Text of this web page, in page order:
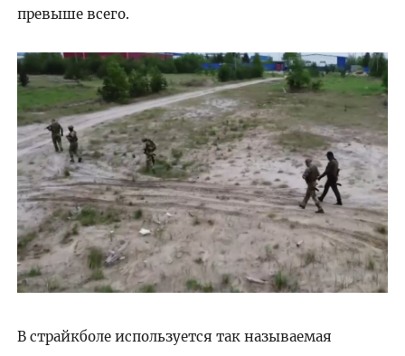
превыше всего.
В страйкболе используется так называемая